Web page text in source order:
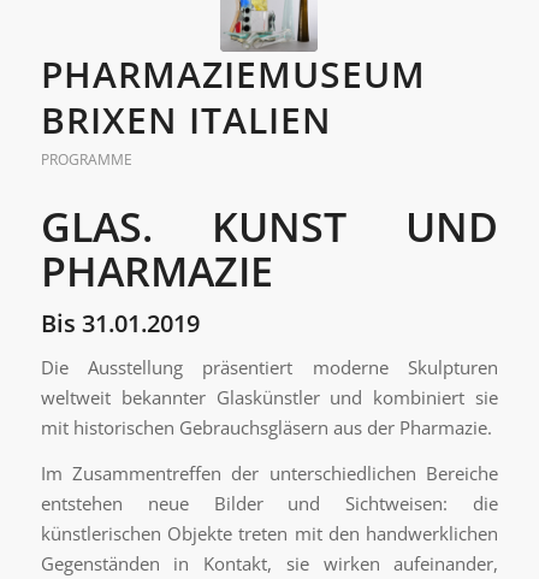
PHARMAZIEMUSEUM
BRIXEN ITALIEN
PROGRAMME
GLAS. KUNST UND
PHARMAZIE
Bis 31.01.2019
Die Ausstellung präsentiert moderne Skulpturen
weltweit bekannter Glaskünstler und kombiniert sie
mit historischen Gebrauchsgläsern aus der Pharmazie.
Im Zusammentreffen der unterschiedlichen Bereiche
entstehen neue Bilder und Sichtweisen: die
künstlerischen Objekte treten mit den handwerklichen
Gegenständen in Kontakt, sie wirken aufeinander,